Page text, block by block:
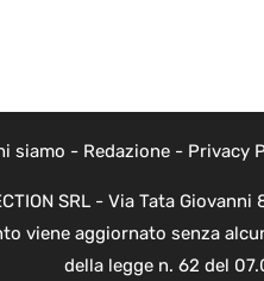
siamo - Redazione- Privacy
SRL - Via Tata
viene aggiornato senza
della legge n. 62 del